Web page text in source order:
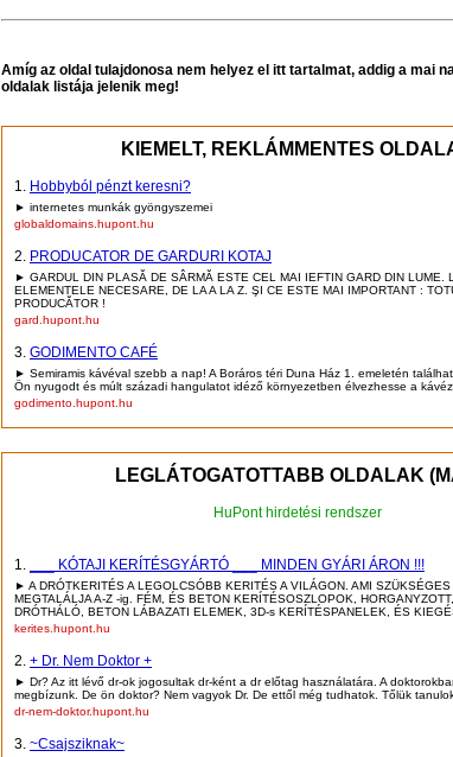
Amíg az oldal tulajdonosa nem helyez el itt tartalmat, addig a mai
oldalak listája jelenik meg!
KIEMELT, REKLÁMMENTES
1. Hobbyból pénzt keresni?
► internetes munkák gyöngyszemei
globaldomains.hupont.hu
2. PRODUCATOR DE GARDURI KOTAJ
► GARDUL DIN PLASĂ DE SÂRMĂ ESTE CEL MAI IEFTIN GARD DIN LUME.
ELEMENTELE NECESARE, DE LA A LA Z. ŞI CE ESTE MAI IMPORTANT :
PRODUCĂTOR !
gard.hupont.hu
3. GODIMENTO CAFÉ
► Semiramis kávéval szebb a nap! A Boráros téri Duna Ház 1. emeletén
Ön nyugodt és múlt századi hangulatot idéző környezetben élvezhesse a
godimento.hupont.hu
LEGLÁTOGATOTTABB OLDALAK
HuPont hirdetési rendszer
1. ___ KÓTAJI KERÍTÉSGYÁRTÓ ___ MINDEN GYÁRI ÁRON !!!
► A DRÓTKERITÉS A LEGOLCSÓBB KERITÉS A VILÁGON. AMI SZÜKSÉGES
MEGTALÁLJA A-Z -ig. FÉM, ÉS BETON KERÍTÉSOSZLOPOK,
DRÓTHÁLÓ, BETON LÁBAZATI ELEMEK, 3D-s KERÍTÉSPANELEK, ÉS
kerites.hupont.hu
2. + Dr. Nem Doktor +
► Dr? Az itt lévő dr-ok jogosultak dr-ként a dr előtag használatára. A
megbízunk. De ön doktor? Nem vagyok Dr. De ettől még tudhatok. Tőlük tanulok
dr-nem-doktor.hupont.hu
3. ~Csajsziknak~